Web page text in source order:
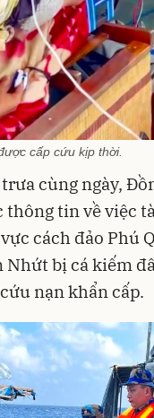
cấp cứu kịp thời.
cùng ngày,
tin về việc
cách đảo Phú
bị cá kiếm
nạn khẩn cấp.